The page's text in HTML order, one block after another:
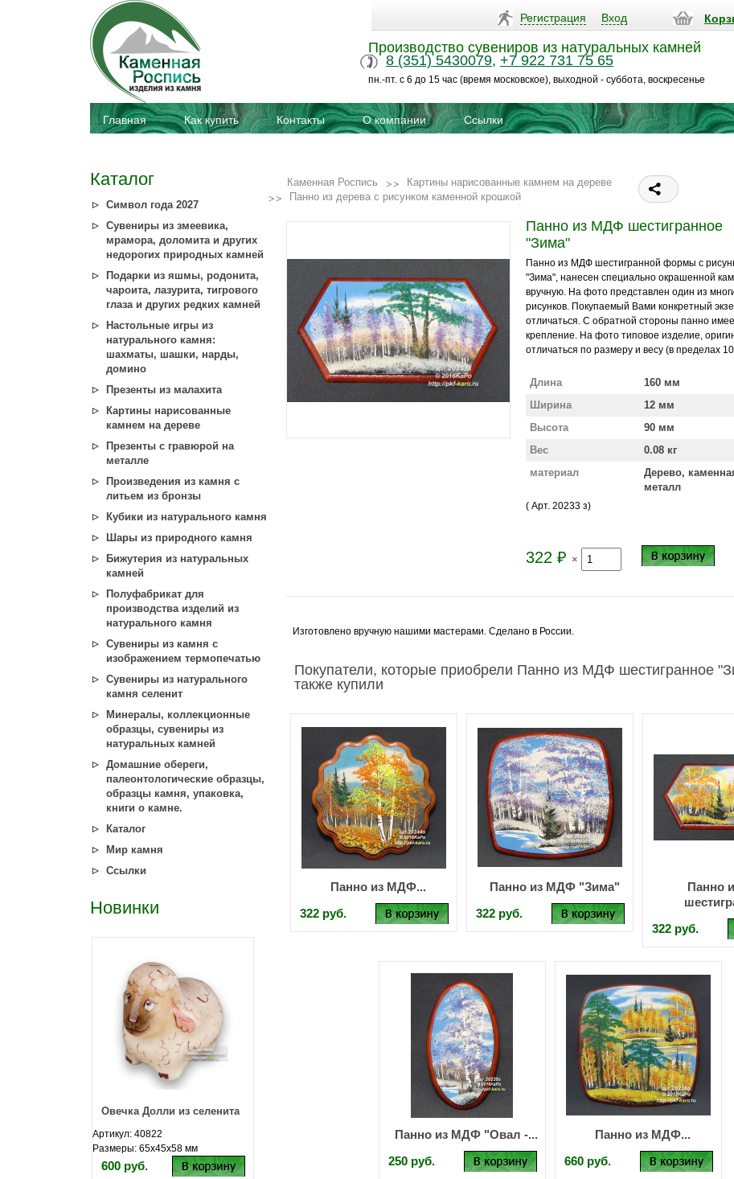
Регистрация Вход
Производство сувениров из натуральных камней
8 (351) 5430079, +7 922 731 75 65
пн.-пт. с 6 до 15 час (время московское), выходной - суббота, воскресенье
Главная Как купить Контакты О компании Ссылки
Каталог
Символ года 2027
Сувениры из змеевика,
мрамора, доломита и других
недорогих природных камней
Подарки из яшмы, родонита,
чароита, лазурита, тигрового
глаза и других редких камней
Настольные игры из
натурального камня:
шахматы, шашки, нарды,
домино
Презенты из малахита
Картины нарисованные
камнем на дереве
Презенты с гравюрой на
металле
Произведения из камня с
литьем из бронзы
Кубики из натурального камня
Шары из природного камня
Бижутерия из натуральных
камней
Полуфабрикат для
производства изделий из
натурального камня
Сувениры из камня с
изображением термопечатью
Сувениры из натурального
камня селенит
Минералы, коллекционные
образцы, сувениры из
натуральных камней
Домашние обереги,
палеонтологические образцы,
образцы камня, упаковка,
книги о камне.
Каталог
Мир камня
Ссылки
Новинки
Овечка Долли из селенита
Артикул: 40822
Размеры: 65х45х58 мм
600 руб.
Каменная Роспись
Картины нарисованные камнем на дереве
Панно из дерева с рисунком каменной крошкой
Панно из МДФ шестигранное
"Зима"
Панно из МДФ шестигранной формы с
"Зима", нанесен специально окрашенной
вручную. На фото представлен один из
рисунков. Покупаемый Вами конкретный
отличаться. С обратной стороны панно
крепление. На фото типовое изделие,
отличаться по размеру и весу (в пределах
Длина
160 мм
Ширина
12 мм
Высота
90 мм
Вес
0.08 кг
материал
Дерево,
металл
( Арт. 20233 з)
322 ₽ ×
Изготовлено вручную нашими мастерами. Сделано в России.
Покупатели, которые приобрели Панно из МДФ шестигранное
также купили
Панно из МДФ...
322 руб.
Панно из МДФ "Зима"
322 руб.
Панно
322 руб.
Панно из МДФ "Овал -...
250 руб.
Панно из МДФ...
660 руб.